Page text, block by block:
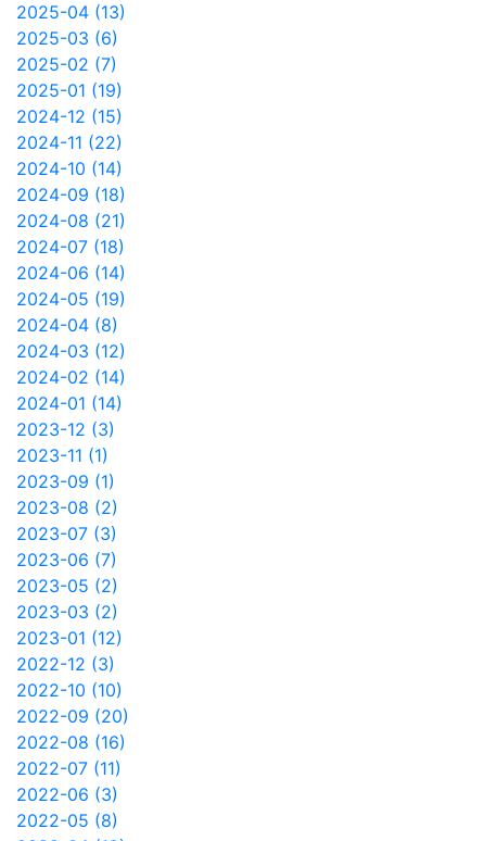
2025-04 (13)
2025-03 (6)
2025-02 (7)
2025-01 (19)
2024-12 (15)
2024-11 (22)
2024-10 (14)
2024-09 (18)
2024-08 (21)
2024-07 (18)
2024-06 (14)
2024-05 (19)
2024-04 (8)
2024-03 (12)
2024-02 (14)
2024-01 (14)
2023-12 (3)
2023-11 (1)
2023-09 (1)
2023-08 (2)
2023-07 (3)
2023-06 (7)
2023-05 (2)
2023-03 (2)
2023-01 (12)
2022-12 (3)
2022-10 (10)
2022-09 (20)
2022-08 (16)
2022-07 (11)
2022-06 (3)
2022-05 (8)